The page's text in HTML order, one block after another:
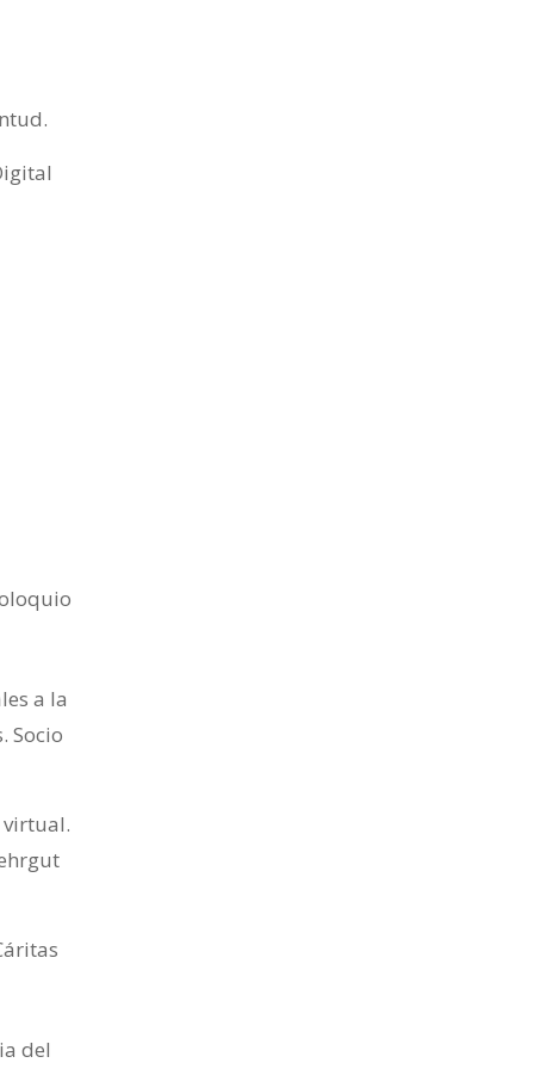
a la
Socio
virtual.
del